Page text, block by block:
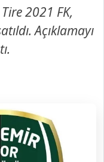
2021 FK,
Açıklamayı